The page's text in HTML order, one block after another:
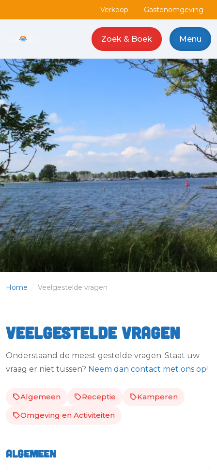
Verkoop Gastenomgeving
Camping de Haas logo
Menu
Zoek & Boek
Home Veelgestelde vragen
Veelgestelde vragen
Onderstaand de meest gestelde vragen. Staat uw
vraag er niet tussen? Neem dan contact met ons op!
Algemeen Receptie
Kamperen
Omgeving en Activiteiten
Algemeen